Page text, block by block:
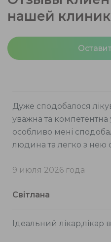
нашей
Дуже сподобалося
уважна та компетентна
особливо мені
людина та легко з нею
9 июля 2026 года
Світлана
Ідеальний лікар,лікар